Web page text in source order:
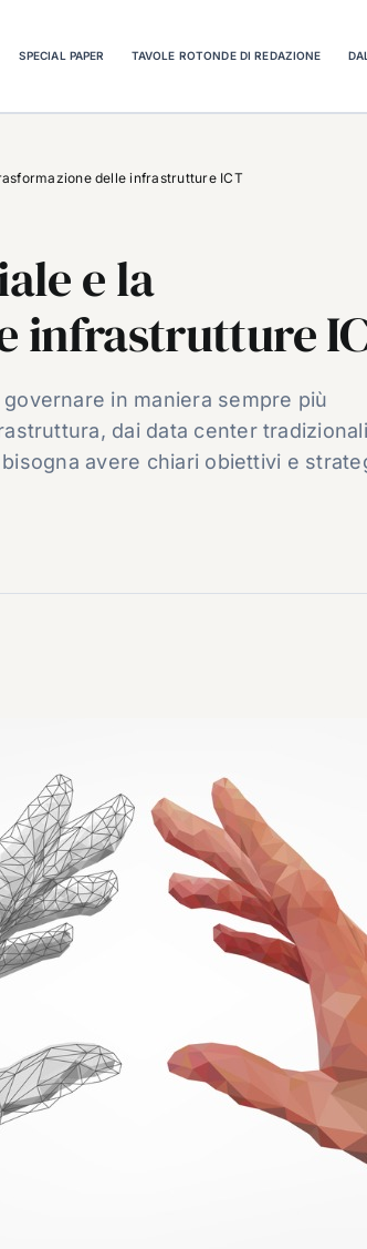
SPECIAL PAPER TAVOLE ROTONDE DI REDAZIONE
delle infrastrutture ICT
e la
infrastrutture
in maniera sempre più
dai data center tradizionali
avere chiari obiettivi e